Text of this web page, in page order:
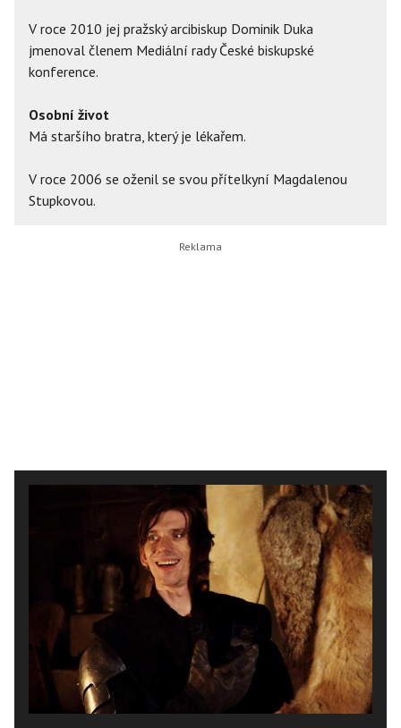
V roce 2010 jej pražský arcibiskup Dominik Duka
jmenoval členem Mediální rady České biskupské
konference.
Osobní život
Má staršího bratra, který je lékařem.
V roce 2006 se oženil se svou přítelkyní Magdalenou
Stupkovou.